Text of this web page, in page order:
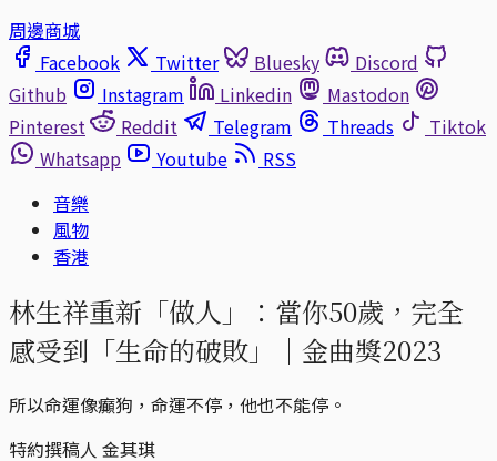
周邊商城
Facebook
Twitter Bluesky
Discord
Github
Instagram Linkedin
Mastodon
Pinterest
Reddit Telegram Threads
Tiktok
Whatsapp
Youtube
RSS
音樂
風物
香港
林生祥重新「做人」：當你50歲，完全
感受到「生命的破敗」｜金曲獎2023
所以命運像癲狗，命運不停，他也不能停。
特約撰稿人 金其琪